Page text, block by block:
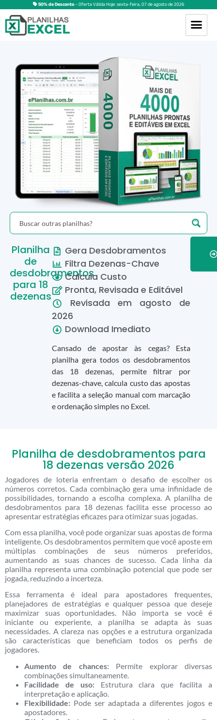
50% de Desconto– Oferta Válida Hoje:sexta-feira,07deagostode2026
Planilha
de
desdobramentos
para 18
dezenas
Gera Desdobramentos
Filtra Dezenas-Chave
Calcula Custo
Pronta, Revisada e Editável
Revisada em agosto de
2026
Download Imediato
Cansado de apostar às cegas? Esta
planilha gera todos os desdobramentos
das 18 dezenas, permite filtrar por
dezenas-chave, calcula custo das apostas
e facilita a seleção manual com marcação
e ordenação simples no Excel.
Planilha de desdobramentos para
18 dezenas versão 2026
Jogadores de loteria enfrentam o desafio de escolher os
números corretos. Cada combinação gera uma infinidade de
possibilidades, tornando a escolha complexa. A planilha de
desdobramentos para 18 dezenas facilita esse processo ao
apresentar estratégias eficazes para otimizar suas jogadas.
Com essa planilha, você pode organizar suas apostas de forma
inteligente. Os desdobramentos permitem que você aposte em
múltiplas combinações de seus números preferidos,
aumentando as suas chances de sucesso. Cada linha da
planilha representa uma combinação potencial que pode ser
jogada, reduzindo a incerteza.
Essa ferramenta é ideal para apostadores frequentes,
planejadores de estratégias e qualquer pessoa que deseje
maximizar suas oportunidades. Não importa se você é
iniciante ou experiente, a planilha se adapta às suas
necessidades. A clareza nas opções e a estrutura organizada
são características que beneficiam todos os perfis de
jogadores.
Aumento de chances:Permite explorar diversas
combinações simultaneamente.
Facilidade de uso:Estrutura clara que facilita a
interpretação e aplicação.
Flexibilidade: Pode ser adaptada a diferentes jogos e
apostadores.